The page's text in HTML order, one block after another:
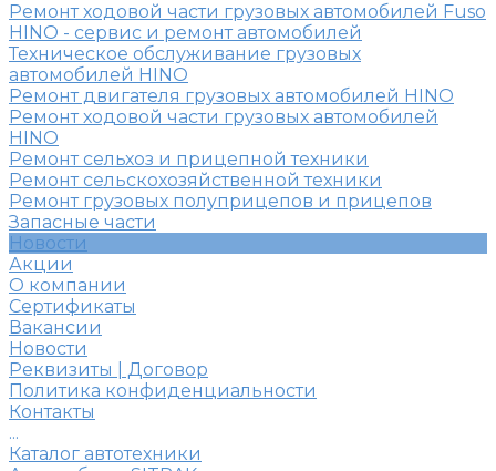
Ремонт ходовой части грузовых автомобилей Fuso
HINO - сервис и ремонт автомобилей
Техническое обслуживание грузовых
автомобилей HINO
Ремонт двигателя грузовых автомобилей HINO
Ремонт ходовой части грузовых автомобилей
HINO
Ремонт сельхоз и прицепной техники
Ремонт сельскохозяйственной техники
Ремонт грузовых полуприцепов и прицепов
Запасные части
Новости
Акции
О компании
Сертификаты
Вакансии
Новости
Реквизиты | Договор
Политика конфиденциальности
Контакты
...
Каталог автотехники